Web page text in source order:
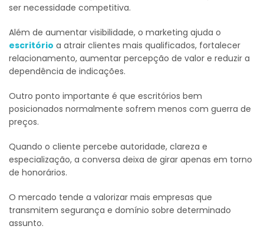
ser necessidade competitiva.
Além de aumentar visibilidade, o marketing ajuda o
escritório a atrair clientes mais qualificados, fortalecer
relacionamento, aumentar percepção de valor e reduzir a
dependência de indicações.
Outro ponto importante é que escritórios bem
posicionados normalmente sofrem menos com guerra de
preços.
Quando o cliente percebe autoridade, clareza e
especialização, a conversa deixa de girar apenas em torno
de honorários.
O mercado tende a valorizar mais empresas que
transmitem segurança e domínio sobre determinado
assunto.